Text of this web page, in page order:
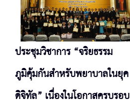
ประชุมวิชาการ “จริยธรรม
ภูมิคุ้มกันสำหรับพยาบาลในยุค
ดิจิทัล” เนื่องในโอกาสครบรอบ